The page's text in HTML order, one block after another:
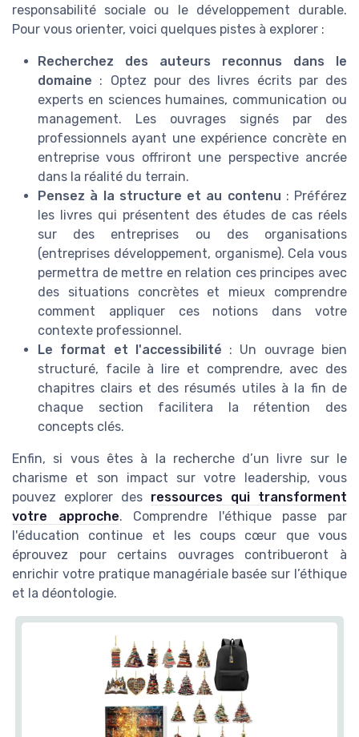
responsabilité sociale ou le développement durable.
Pour vous orienter, voici quelques pistes à explorer :
Recherchez des auteurs reconnus dans le
domaine : Optez pour des livres écrits par des
experts en sciences humaines, communication ou
management. Les ouvrages signés par des
professionnels ayant une expérience concrète en
entreprise vous offriront une perspective ancrée
dans la réalité du terrain.
Pensez à la structure et au contenu : Préférez
les livres qui présentent des études de cas réels
sur des entreprises ou des organisations
(entreprises développement, organisme). Cela vous
permettra de mettre en relation ces principes avec
des situations concrètes et mieux comprendre
comment appliquer ces notions dans votre
contexte professionnel.
Le format et l'accessibilité : Un ouvrage bien
structuré, facile à lire et comprendre, avec des
chapitres clairs et des résumés utiles à la fin de
chaque section facilitera la rétention des
concepts clés.
Enfin, si vous êtes à la recherche d’un livre sur le
charisme et son impact sur votre leadership, vous
pouvez explorer des ressources qui transforment
votre approche. Comprendre l'éthique passe par
l'éducation continue et les coups cœur que vous
éprouvez pour certains ouvrages contribueront à
enrichir votre pratique managériale basée sur l’éthique
et la déontologie.